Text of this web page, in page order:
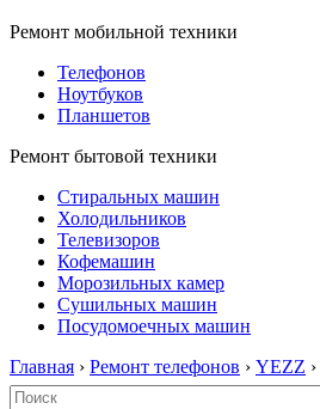
Ремонт мобильной техники
Телефонов
Ноутбуков
Планшетов
Ремонт бытовой техники
Стиральных машин
Холодильников
Телевизоров
Кофемашин
Морозильных камер
Сушильных машин
Посудомоечных машин
Главная › Ремонт телефонов › YEZZ ›